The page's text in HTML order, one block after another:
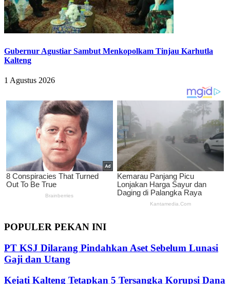
Gubernur Agustiar Sambut Menkopolkam Tinjau Karhutla
Kalteng
1 Agustus 2026
POPULER PEKAN INI
PT KSJ Dilarang Pindahkan Aset Sebelum Lunasi
Gaji dan Utang
Kejati Kalteng Tetapkan 5 Tersangka Korupsi Dana